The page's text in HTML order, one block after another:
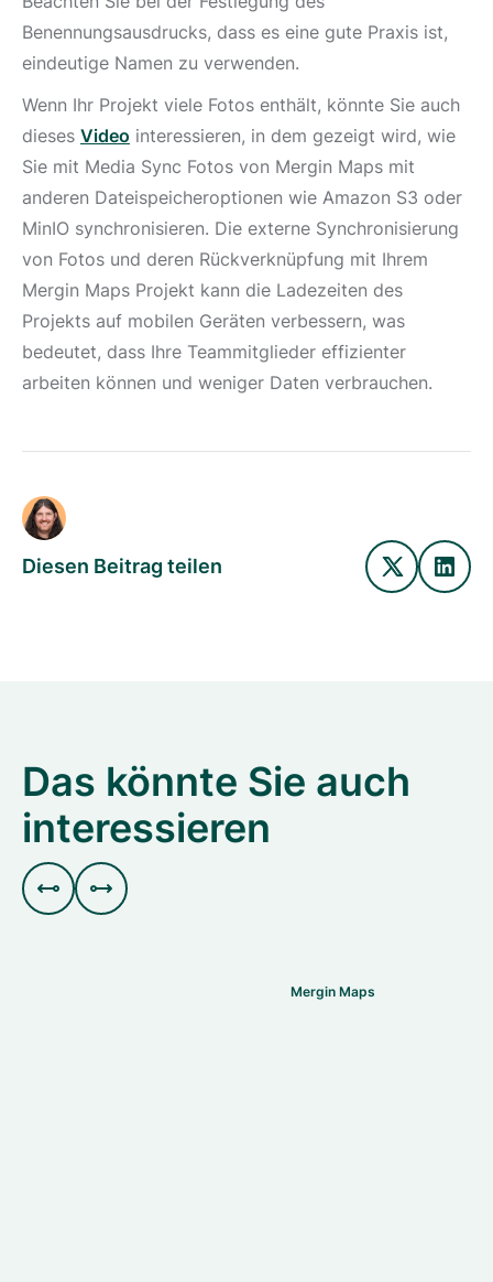
Benennungsausdrucks, dass es eine gute Praxis ist,
eindeutige Namen zu verwenden.
Wenn Ihr Projekt viele Fotos enthält, könnte Sie auch
dieses Video interessieren, in dem gezeigt wird, wie
Sie mit Media Sync Fotos von Mergin Maps mit
anderen Dateispeicheroptionen wie Amazon S3 oder
MinIO synchronisieren. Die externe Synchronisierung
von Fotos und deren Rückverknüpfung mit Ihrem
Mergin Maps Projekt kann die Ladezeiten des
Projekts auf mobilen Geräten verbessern, was
bedeutet, dass Ihre Teammitglieder effizienter
arbeiten können und weniger Daten verbrauchen.
Diesen Beitrag teilen
Das könnte Sie auch
interessieren
 
Mergin Maps